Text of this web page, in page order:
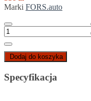
Marki FORS.auto
Dodaj do koszyka
Specyfikacja